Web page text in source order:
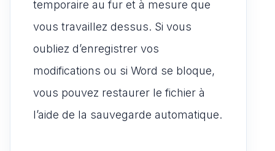
temporaire au fur et à mesure que
vous travaillez dessus. Si vous
oubliez d’enregistrer vos
modifications ou si Word se bloque,
vous pouvez restaurer le fichier à
l’aide de la sauvegarde automatique.